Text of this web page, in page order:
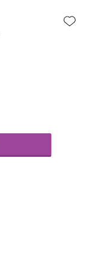
Zet bij